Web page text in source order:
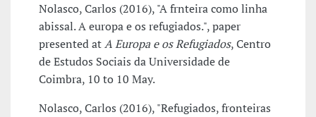
Nolasco, Carlos (2016), "A frnteira como linha
abissal. A europa e os refugiados.", paper
presented atA Europa e os Refugiados, Centro
de Estudos Sociais da Universidade de
Coimbra, 10 to 10 May.
Nolasco, Carlos (2016), "Refugiados, fronteiras